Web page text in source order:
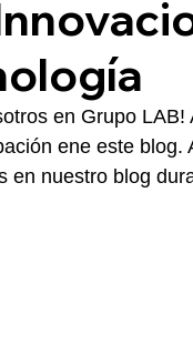
en Grupo
ene este blog.
en nuestro blog